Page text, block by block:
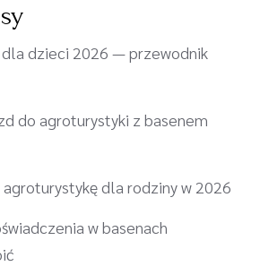
dzieci 2026 — przewodnik
do agroturystyki z basenem
dla rodziny w 2026
w basenach